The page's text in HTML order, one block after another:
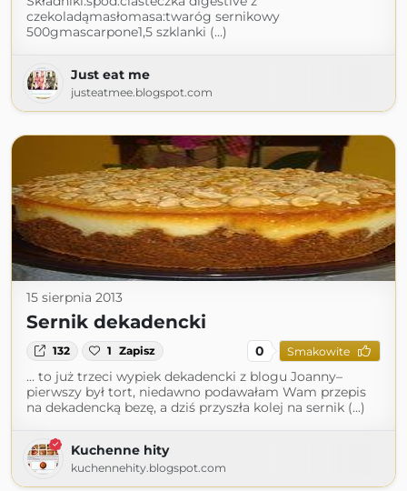
czekoladąmasłomasa:twaróg sernikowy
500gmascarpone1,5 szklanki (...)
Just eat me
justeatmee.blogspot.com
15 sierpnia 2013
Sernik dekadencki
132 1 Zapisz 0 Smakowite
… to już trzeci wypiek dekadencki z blogu Joanny–
pierwszy był tort, niedawno podawałam Wam przepis
na dekadencką bezę, a dziś przyszła kolej na sernik (...)
Kuchenne hity
kuchennehity.blogspot.com